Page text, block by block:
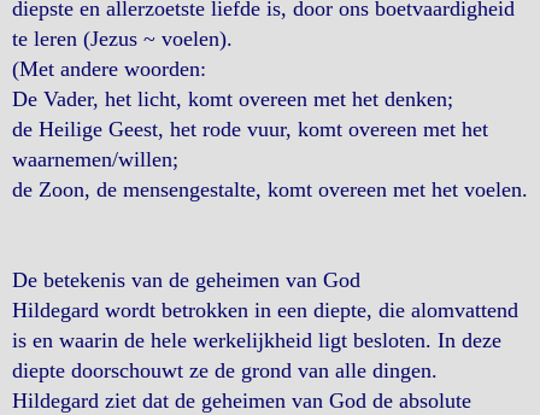
diepste en allerzoetste liefde is, door ons boetvaardigheid
te leren (Jezus ~ voelen).
(Met andere woorden:
De Vader, het licht, komt overeen met het denken;
de Heilige Geest, het rode vuur, komt overeen met het
waarnemen/willen;
de Zoon, de mensengestalte, komt overeen met het voelen.
De betekenis van de geheimen van God
Hildegard wordt betrokken in een diepte, die alomvattend
is en waarin de hele werkelijkheid ligt besloten. In deze
diepte doorschouwt ze de grond van alle dingen.
Hildegard ziet dat de geheimen van God de absolute